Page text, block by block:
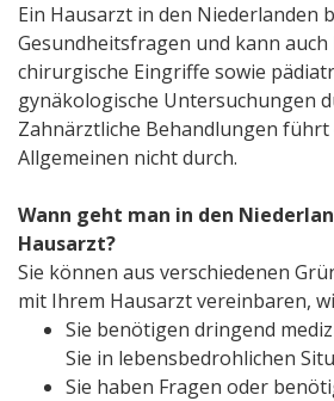
Ein Hausarzt in den Niederlanden
Gesundheitsfragen und kann auch
chirurgische Eingriffe sowie
gynäkologische Untersuchungen
Zahnärztliche Behandlungen führt
Allgemeinen nicht durch.
Wann geht man in den
Hausarzt?
Sie können aus verschiedenen
mit Ihrem Hausarzt vereinbaren,
Sie benötigen dringend
Sie in lebensbedrohlichen
Sie haben Fragen oder